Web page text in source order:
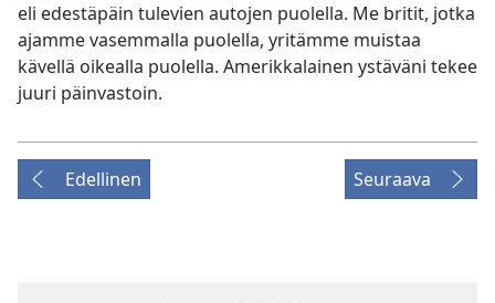
eli edestäpäin tulevien autojen puolella. Me britit, jotka
ajamme vasemmalla puolella, yritämme muistaa
kävellä oikealla puolella. Amerikkalainen ystäväni tekee
juuri päinvastoin.
Edellinen Seuraava